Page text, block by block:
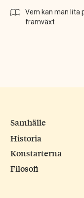
Vem kan man lita
framväxt
Samhälle
Historia
Konstarterna
Filosofi